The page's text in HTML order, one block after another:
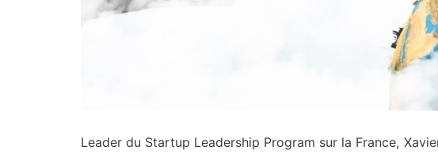
Leader du Startup Leadership Program sur la France,